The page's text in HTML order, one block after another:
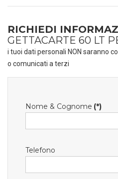
RICHIEDI
GETTACARTE 60 LT
i tuoi dati personali NON saranno
o comunicati a terzi
Nome & Cognome (*)
Telefono